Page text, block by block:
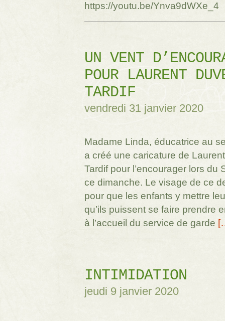
https://youtu.be/Ynva9dWXe_4
UN VENT
POUR LAURENT
TARDIF
vendredi 31 janvier 2020
Madame Linda, éducatrice au
a créé une caricature de
Tardif pour l’encourager lors du
ce dimanche. Le visage de ce
pour que les enfants y mettre
qu’ils puissent se faire prendre
à l’accueil du service de garde
INTIMIDATION
jeudi 9 janvier 2020